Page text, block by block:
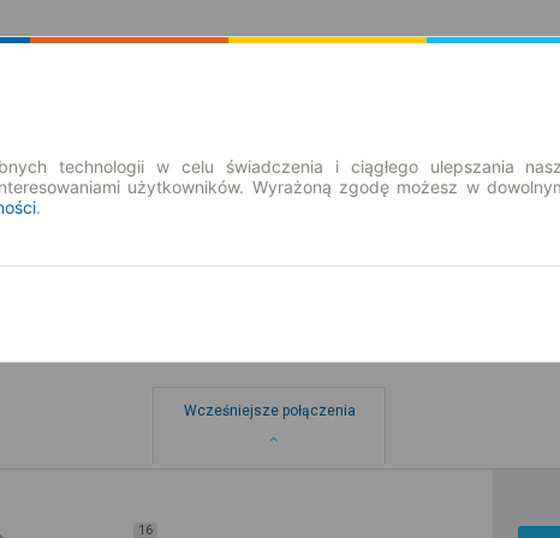
Wcześniejsze połączenia
16
technologii w celu świadczenia i ciągłego ulepszania
użytkowników. Wyrażoną zgodę możesz w
.